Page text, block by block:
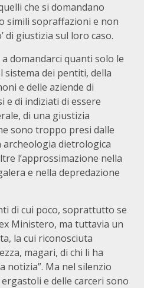
che si domandano
simili sopraffazioni e non
di giustizia sul loro caso.
domandarci quanti solo le
sistema dei pentiti, della
e delle aziende di
e di indiziati di essere
di una giustizia
sono troppo presi dalle
archeologia dietrologica
l’approssimazione nella
e nella depredazione
di cui poco, soprattutto se
Ministero, ma tuttavia un
la cui riconosciuta
magari, di chi li ha
notizia”. Ma nel silenzio
e delle carceri sono